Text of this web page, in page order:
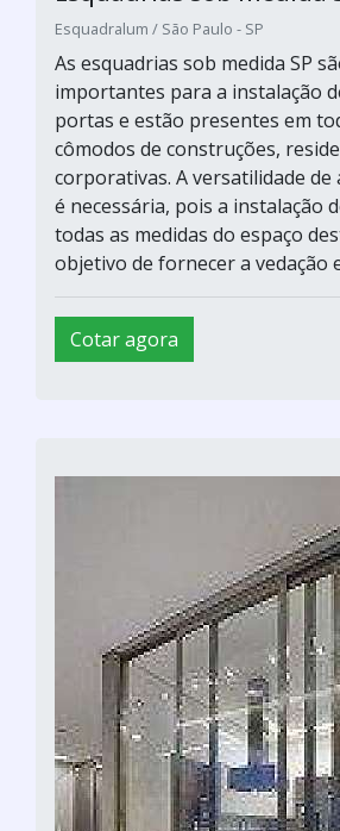
Esquadralum / São Paulo - SP
As esquadrias sob medida SP
importantes para a instalação
portas e estão presentes em
cômodos de construções,
corporativas. A versatilidade
é necessária, pois a instalação
todas as medidas do espaço
objetivo de fornecer a vedação
Cotar agora